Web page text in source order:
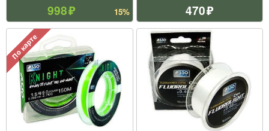
998 15% 470
По карте